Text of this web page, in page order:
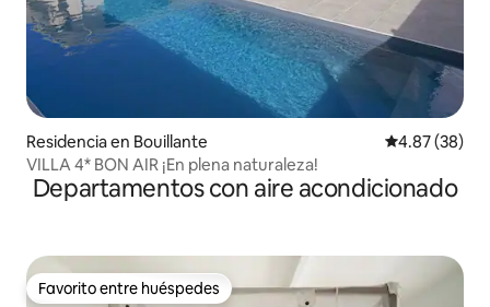
Residencia en Bouillante Calificación
4.87 (38)
VILLA 4* BON AIR ¡En plena naturaleza!
Departamentos con aire acondicionado
Favorito entre huéspedes
Favorito entre huéspedes